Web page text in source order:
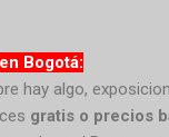
Bogotá:
hay algo,
gratis o precios